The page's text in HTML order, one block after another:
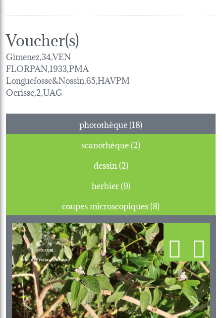
Voucher(s)
Gimenez,34,VEN
FLORPAN,1933,PMA
Longuefosse&Nossin,65,HAVPM
Ocrisse,2,UAG
photothèque (18)
scanothèque (2)
dessin (2)
herbier (9)
coupes microscopiques (8)
Previous Next